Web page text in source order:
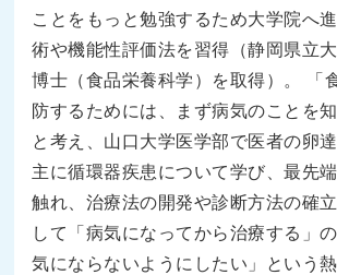
ことをもっと勉強するため大学院へ
術や機能性評価法を習得（静岡県立
博士（食品栄養科学）を取得）。 「
防するためには、まず病気のことを
と考え、山口大学医学部で医者の卵
主に循環器疾患について学び、最先
触れ、治療法の開発や診断方法の確
して「病気になってから治療する」
気にならないようにしたい」という